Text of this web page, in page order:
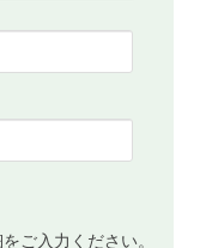
ご入力ください。